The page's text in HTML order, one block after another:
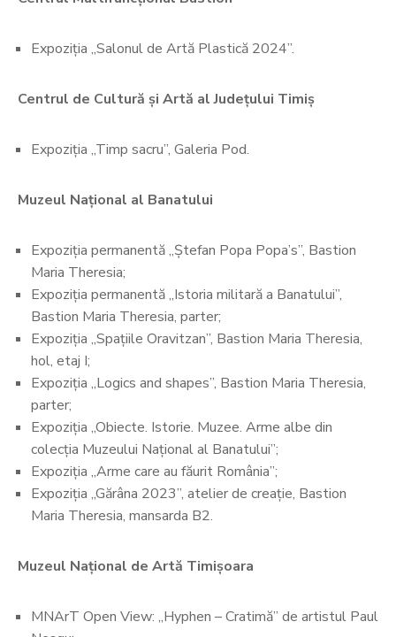
Expoziția „Salonul de Artă Plastică 2024”.
Centrul de Cultură și Artă al Județului Timiș
Expoziția „Timp sacru”, Galeria Pod.
Muzeul Național al Banatului
Expoziția permanentă „Ștefan Popa Popa’s”, Bastion
Maria Theresia;
Expoziția permanentă „Istoria militară a Banatului”,
Bastion Maria Theresia, parter;
Expoziția „Spațiile Oravitzan”, Bastion Maria Theresia,
hol, etaj I;
Expoziția „Logics and shapes”, Bastion Maria Theresia,
parter;
Expoziția „Obiecte. Istorie. Muzee. Arme albe din
colecția Muzeului Național al Banatului”;
Expoziția „Arme care au făurit România”;
Expoziția „Gărâna 2023”, atelier de creație, Bastion
Maria Theresia, mansarda B2.
Muzeul Național de Artă Timișoara
MNArT Open View: „Hyphen – Cratimă” de artistul Paul